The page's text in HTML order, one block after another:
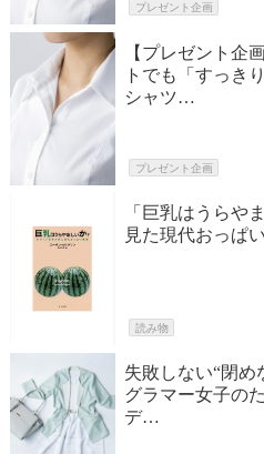
プレゼント企画
【プレゼント企
トでも「すっき
シャツ…
プレゼント企画
「巨乳はうら
見た現代おっぱ
読み物
失敗しない“閉め
グラマー女子の
デ…